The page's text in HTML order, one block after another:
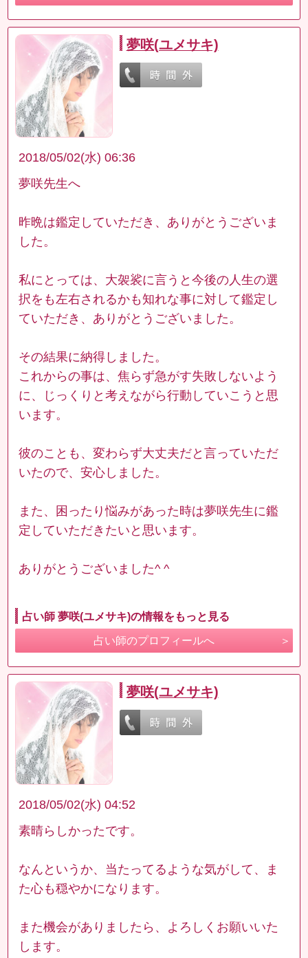
夢咲(ユメサキ)
2018/05/02(水) 06:36
夢咲先生へ
昨晩は鑑定していただき、ありがとうございま
した。
私にとっては、大袈裟に言うと今後の人生の選
択をも左右されるかも知れな事に対して鑑定し
ていただき、ありがとうございました。
その結果に納得しました。
これからの事は、焦らず急がす失敗しないよう
に、じっくりと考えながら行動していこうと思
います。
彼のことも、変わらず大丈夫だと言っていただ
いたので、安心しました。
また、困ったり悩みがあった時は夢咲先生に鑑
定していただきたいと思います。
ありがとうございました^ ^
占い師 夢咲(ユメサキ)の情報をもっと見る
占い師のプロフィールへ
夢咲(ユメサキ)
2018/05/02(水) 04:52
素晴らしかったです。
なんというか、当たってるような気がして、ま
た心も穏やかになります。
また機会がありましたら、よろしくお願いいた
します。